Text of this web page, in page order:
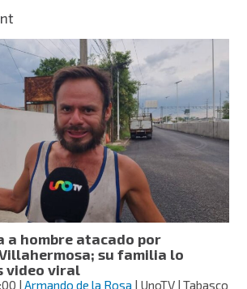
on
sorprende
a
habitantes
de
Tampico;
de
laguna
y
pasea
por
calles
a hombre atacado por
su familia lo
video viral
|Armando de la Rosa | UnoTV | Tabasco